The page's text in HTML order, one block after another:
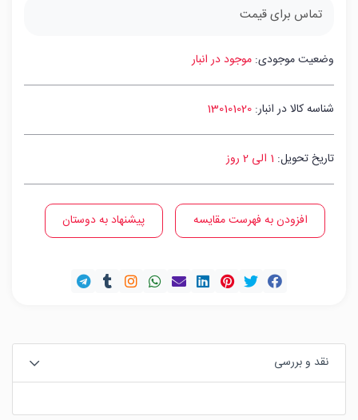
تماس برای قیمت
وضعیت موجودی: موجود در انبار
شناسه کالا در انبار: 130101020
تاریخ تحویل: 1 الی 2 روز
افزودن به فهرست مقایسه پیشنهاد به دوستان
نقد و بررسی